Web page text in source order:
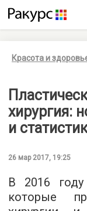
Красота и
хирургия:
и
26 мар 2017, 19:25
В 2016
которые